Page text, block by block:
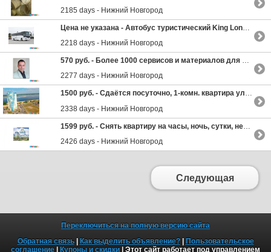
2185 days - Нижний Новгород
Цена не указана - Автобус туристический King Long 6127c
2218 days - Нижний Новгород
570 руб. - Более 1000 сервисов и материалов для продвижения онлайн бизнеса
2277 days - Нижний Новгород
1500 руб. - Сдаётся посуточно, 1-комн. квартира ул. Волжская набережная, ЖК Седьмое небо
2338 days - Нижний Новгород
1599 руб. - Снять квартиру на часы, ночь, сутки, неделю. в Нижнем Новгороде?
2426 days - Нижний Новгород
Следующая
Переключиться на полную версию сайта
Обратная связь| Как выделить объявление?|
Пользовательское
соглашение
Купоны и скидки | Этот сайт работает под управлением